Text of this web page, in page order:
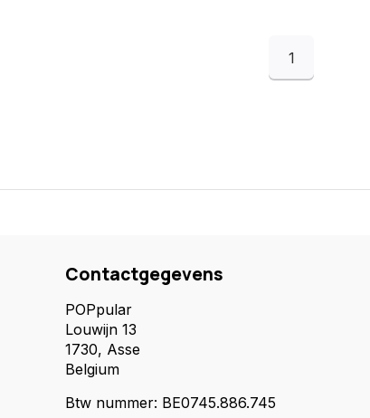
1
Contactgegevens
POPpular
Louwijn 13
1730, Asse
Belgium
Btw nummer: BE0745.886.745